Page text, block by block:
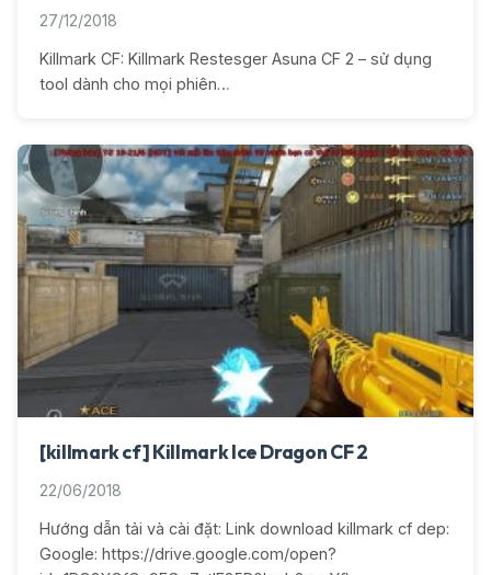
27/12/2018
Killmark CF: Killmark Restesger Asuna CF 2 – sử dụng
tool dành cho mọi phiên…
[killmark cf] Killmark Ice Dragon CF 2
22/06/2018
Hướng dẫn tải và cài đặt: Link download killmark cf dep:
Google: https://drive.google.com/open?